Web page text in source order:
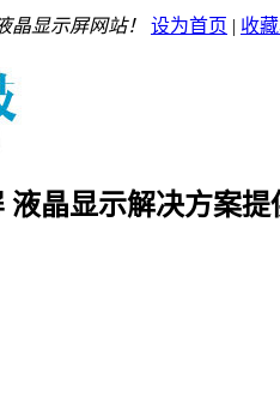
显示屏网站！ 设为首页 | 收
液晶显示解决方案提